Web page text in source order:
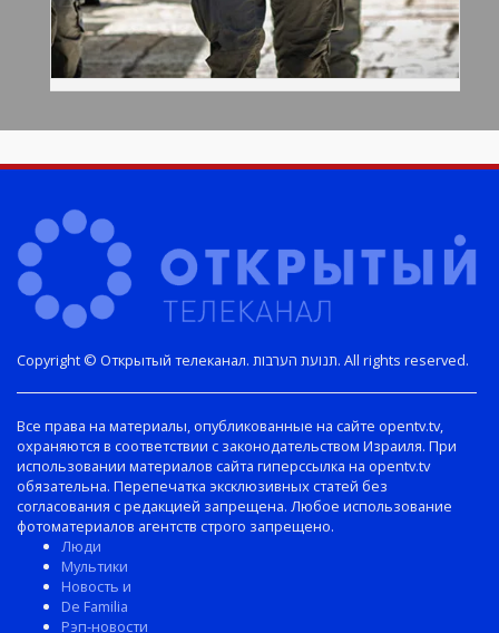
Copyright © Открытый телеканал. תנועת הערבות. All rights reserved.
Все права на материалы, опубликованные на сайте opentv.tv,
охраняются в соответствии с законодательством Израиля. При
использовании материалов сайта гиперссылка на opentv.tv
обязательна. Перепечатка эксклюзивных статей без
согласования с редакцией запрещена. Любое использование
фотоматериалов агентств строго запрещено.
Люди
Мультики
Новость и
De Familia
Рэп-новости